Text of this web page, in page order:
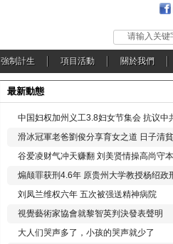
请输入关键
強制計生 項目活動 關於我們
最新動態
中国妇权加州义工3.8妇女节集会 抗议中
滑冰冠軍老爸劉俊分享育女之道 日子清
谷爱凌财气冲天赚翻 刘美贤情操高尚守
煽颠罪获刑4.6年 原贵州大学教授杨绍政
刘凤兰维权六年 五次被强送精神病院
視覺藝術家協會就黎智英判決發表聲明
大人们哭声多了，小孩的哭声就少了